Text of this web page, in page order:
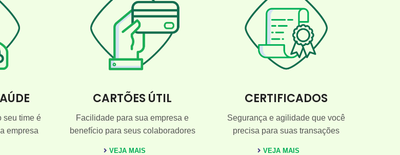
seu time é
empresa
CARTÕES ÚTIL
Facilidade para sua empresa e
benefício para seus colaboradores
VEJA MAIS
CERTIFICADOS
Segurança e agilidade que você
precisa para suas transações
VEJA MAIS